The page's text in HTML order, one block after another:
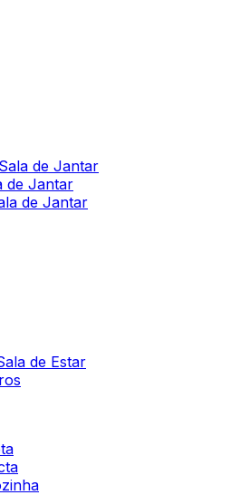
de Jantar
de Jantar
de Jantar
de Estar